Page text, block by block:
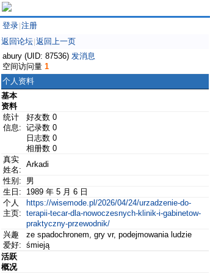
登录 注册
返回论坛 返回上一页
abury (UID: 87536) 发消息
空间访问量 1
个人资料
基本
资料
统计
信息:
好友数 0
记录数 0
日志数 0
相册数 0
真实
姓名:
Arkadi
性别:
男
生日:
1989 年 5 月 6 日
个人
主页:
https://wisemode.pl/2026/04/24/urzadzenie-do-
terapii-tecar-dla-nowoczesnych-klinik-i-gabinetow-
praktyczny-przewodnik/
兴趣
爱好:
ze spadochronem, gry vr, podejmowania ludzie
śmieją
活跃
概况